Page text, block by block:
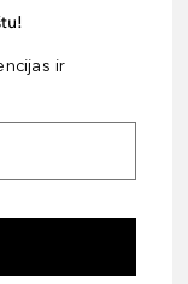
ir